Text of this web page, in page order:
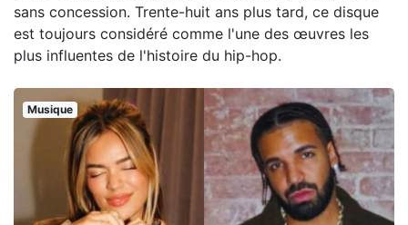
sans concession. Trente-huit ans plus tard, ce disque
est toujours considéré comme l'une des œuvres les
plus influentes de l'histoire du hip-hop.
Musique